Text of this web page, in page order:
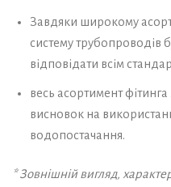
Завдяки широкому
систему трубопроводів
відповідати всім
весь асортимент фітинга
висновок на
водопостачання.
* Зовнішній вигляд,